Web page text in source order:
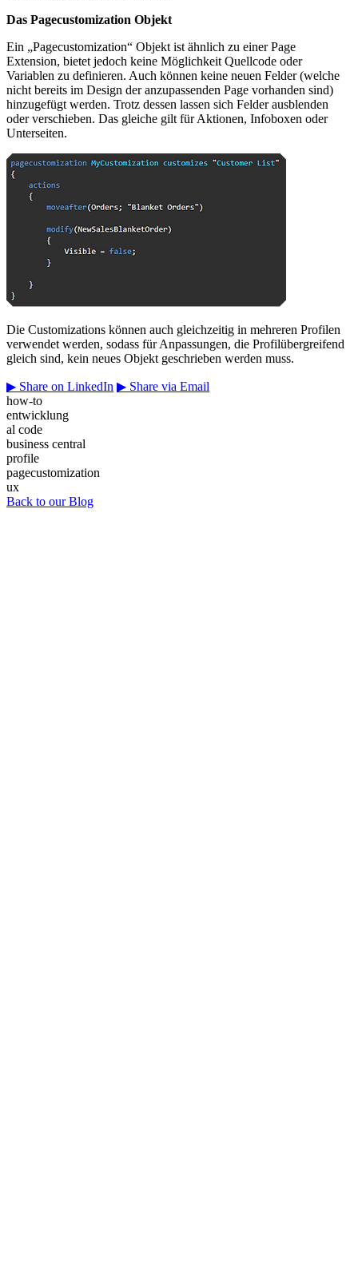
Das Pagecustomization Objekt
Ein „Pagecustomization“ Objekt ist ähnlich zu einer Page
Extension, bietet jedoch keine Möglichkeit Quellcode oder
Variablen zu definieren. Auch können keine neuen Felder (welche
nicht bereits im Design der anzupassenden Page vorhanden sind)
hinzugefügt werden. Trotz dessen lassen sich Felder ausblenden
oder verschieben. Das gleiche gilt für Aktionen, Infoboxen oder
Unterseiten.
Die Customizations können auch gleichzeitig in mehreren Profilen
verwendet werden, sodass für Anpassungen, die Profilübergreifend
gleich sind, kein neues Objekt geschrieben werden muss.
▶ Share on LinkedIn ▶ Share via Email
how-to
entwicklung
al code
business central
profile
pagecustomization
ux
Back to our Blog